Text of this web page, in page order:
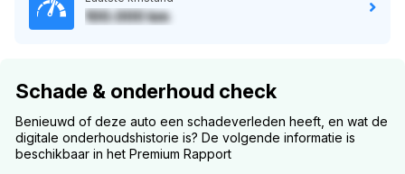
100.000 km
Schade & onderhoud check
Benieuwd of deze auto een schadeverleden heeft, en wat de
digitale onderhoudshistorie is? De volgende informatie is
beschikbaar in het Premium Rapport